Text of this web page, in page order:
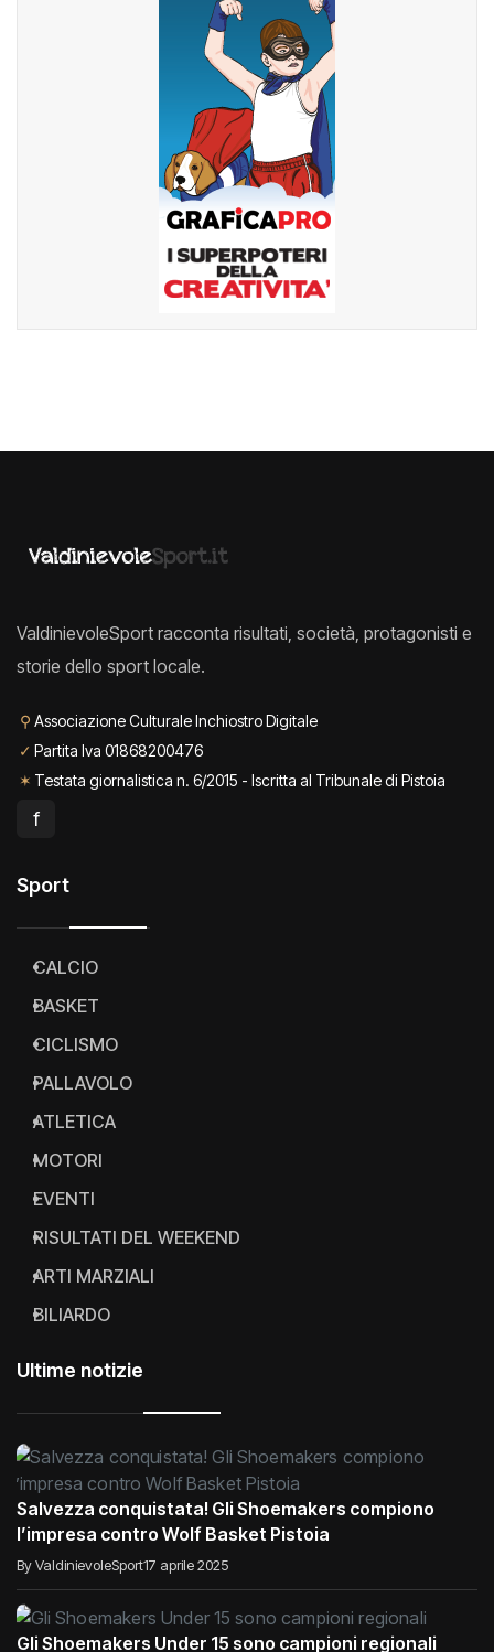
ValdinievoleSport racconta risultati, società, protagonisti e
storie dello sport locale.
⚲ Associazione Culturale Inchiostro Digitale
✓ Partita Iva 01868200476
✶ Testata giornalistica n. 6/2015 - Iscritta al Tribunale di Pistoia
f
Sport
CALCIO
BASKET
CICLISMO
PALLAVOLO
ATLETICA
MOTORI
EVENTI
RISULTATI DEL WEEKEND
ARTI MARZIALI
BILIARDO
Ultime notizie
Salvezza conquistata! Gli Shoemakers compiono
l’impresa contro Wolf Basket Pistoia
By ValdinievoleSport17 aprile 2025
Gli Shoemakers Under 15 sono campioni regionali